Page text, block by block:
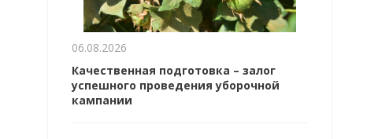
06.08.2026
Качественная подготовка – залог
успешного проведения уборочной
кампании